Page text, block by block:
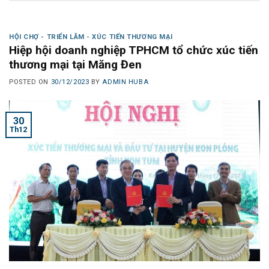
HỘI CHỢ - TRIỂN LÃM - XÚC TIẾN THƯƠNG MẠI
Hiệp hội doanh nghiệp TPHCM tổ chức xúc tiến
thương mại tại Măng Đen
POSTED ON 30/12/2023 BYADMIN HUBA
30
Th12